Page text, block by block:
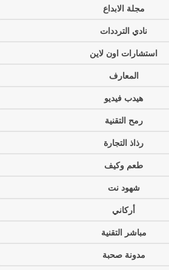
مجلة الابداع
نادي الترددات
استشارات اون لاين
المعارف
هيدب فيديو
رمح التقنية
رذاذ التجارة
طعم وكيف
شهود نت
أركاني
مباشر التقنية
مدونة صحبة